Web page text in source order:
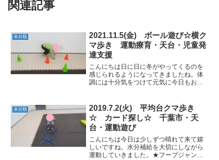
関連記事
未分類
2021.11.5(金) ボール遊び☆横ク
マ歩き 運動療育・天台・児童発
達支援
こんにちは日に日に冬がやってくるのを
感じられるようになってきましたね。体
調には十分気をつけて元気に今日もお友
ールコロコロ使い手首を使って強さなど
も調整しながらボールを運...
未分類
2019.7.2(火) 平均台クマ歩き
☆ カード探し☆ 千葉市・天
台・運動遊び
こんにちは今日は少しずつ晴れて来て嬉
しいですね。水分補給を大切にしながら
運動していきました。★フープジャン